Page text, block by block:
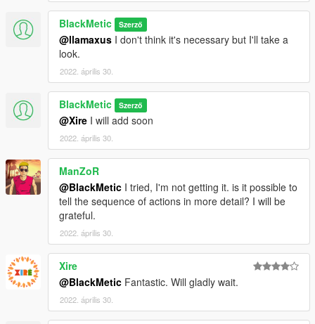
BlackMetic Szerző
@llamaxus I don't think it's necessary but I'll take a
look.
2022. április 30.
BlackMetic Szerző
@Xire I will add soon
2022. április 30.
ManZoR
@BlackMetic I tried, I'm not getting it. is it possible to
tell the sequence of actions in more detail? I will be
grateful.
2022. április 30.
Xire
@BlackMetic Fantastic. Will gladly wait.
2022. április 30.